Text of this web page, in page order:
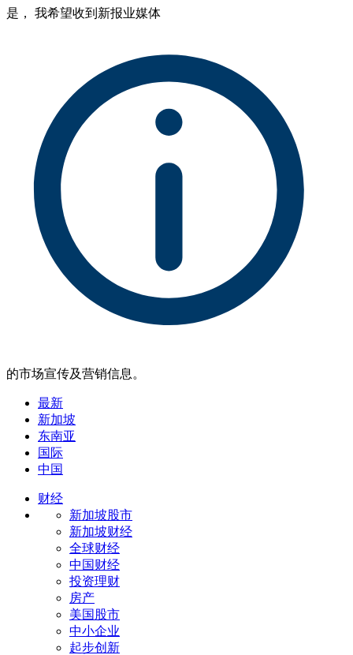
是， 我希望收到新报业媒体
的市场宣传及营销信息。
最新
新加坡
东南亚
国际
中国
财经
新加坡股市
新加坡财经
全球财经
中国财经
投资理财
房产
美国股市
中小企业
起步创新